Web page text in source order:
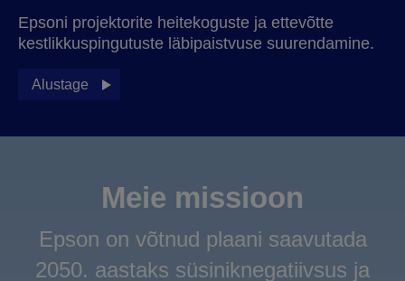
Epsoni projektorite heitekoguste ja ettevõtte
kestlikkuspingutuste läbipaistvuse suurendamine.
Alustage
Meie missioon
Epson on võtnud plaani saavutada
2050. aastaks süsiniknegatiivsus ja